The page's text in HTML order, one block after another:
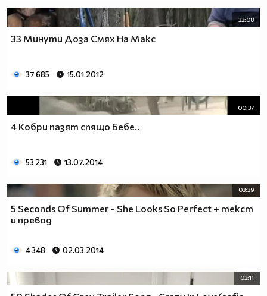
33:08
33 Минути Доза Смях На Макс
37 685 15.01.2012
00:37
4 Кобри пазят спящо Бебе..
53 231 13.07.2014
03:39
5 Seconds Of Summer - She Looks So Perfect + текст
и превод
4 348 02.03.2014
03:11